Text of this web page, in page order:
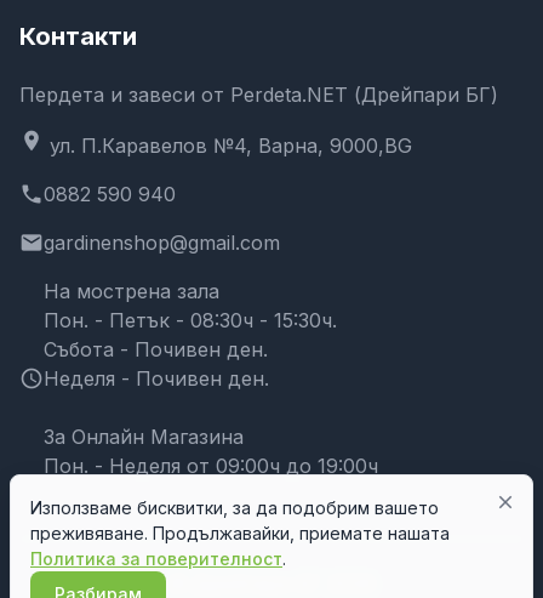
Контакти
Пердета и завеси от Perdeta.NET (Дрейпари БГ)
location_on ул. П.Каравелов №4, Варна, 9000,BG
phone0882 590 940
emailgardinenshop@gmail.com
schedule
На мострена зала
Пон. - Петък - 08:30ч - 15:30ч.
Събота - Почивен ден.
Неделя - Почивен ден.
За Онлайн Магазина
Пон. - Неделя от 09:00ч до 19:00ч
close
Използваме бисквитки, за да подобрим вашето
преживяване. Продължавайки, приемате нашата
Политика за поверителност.
Разбирам